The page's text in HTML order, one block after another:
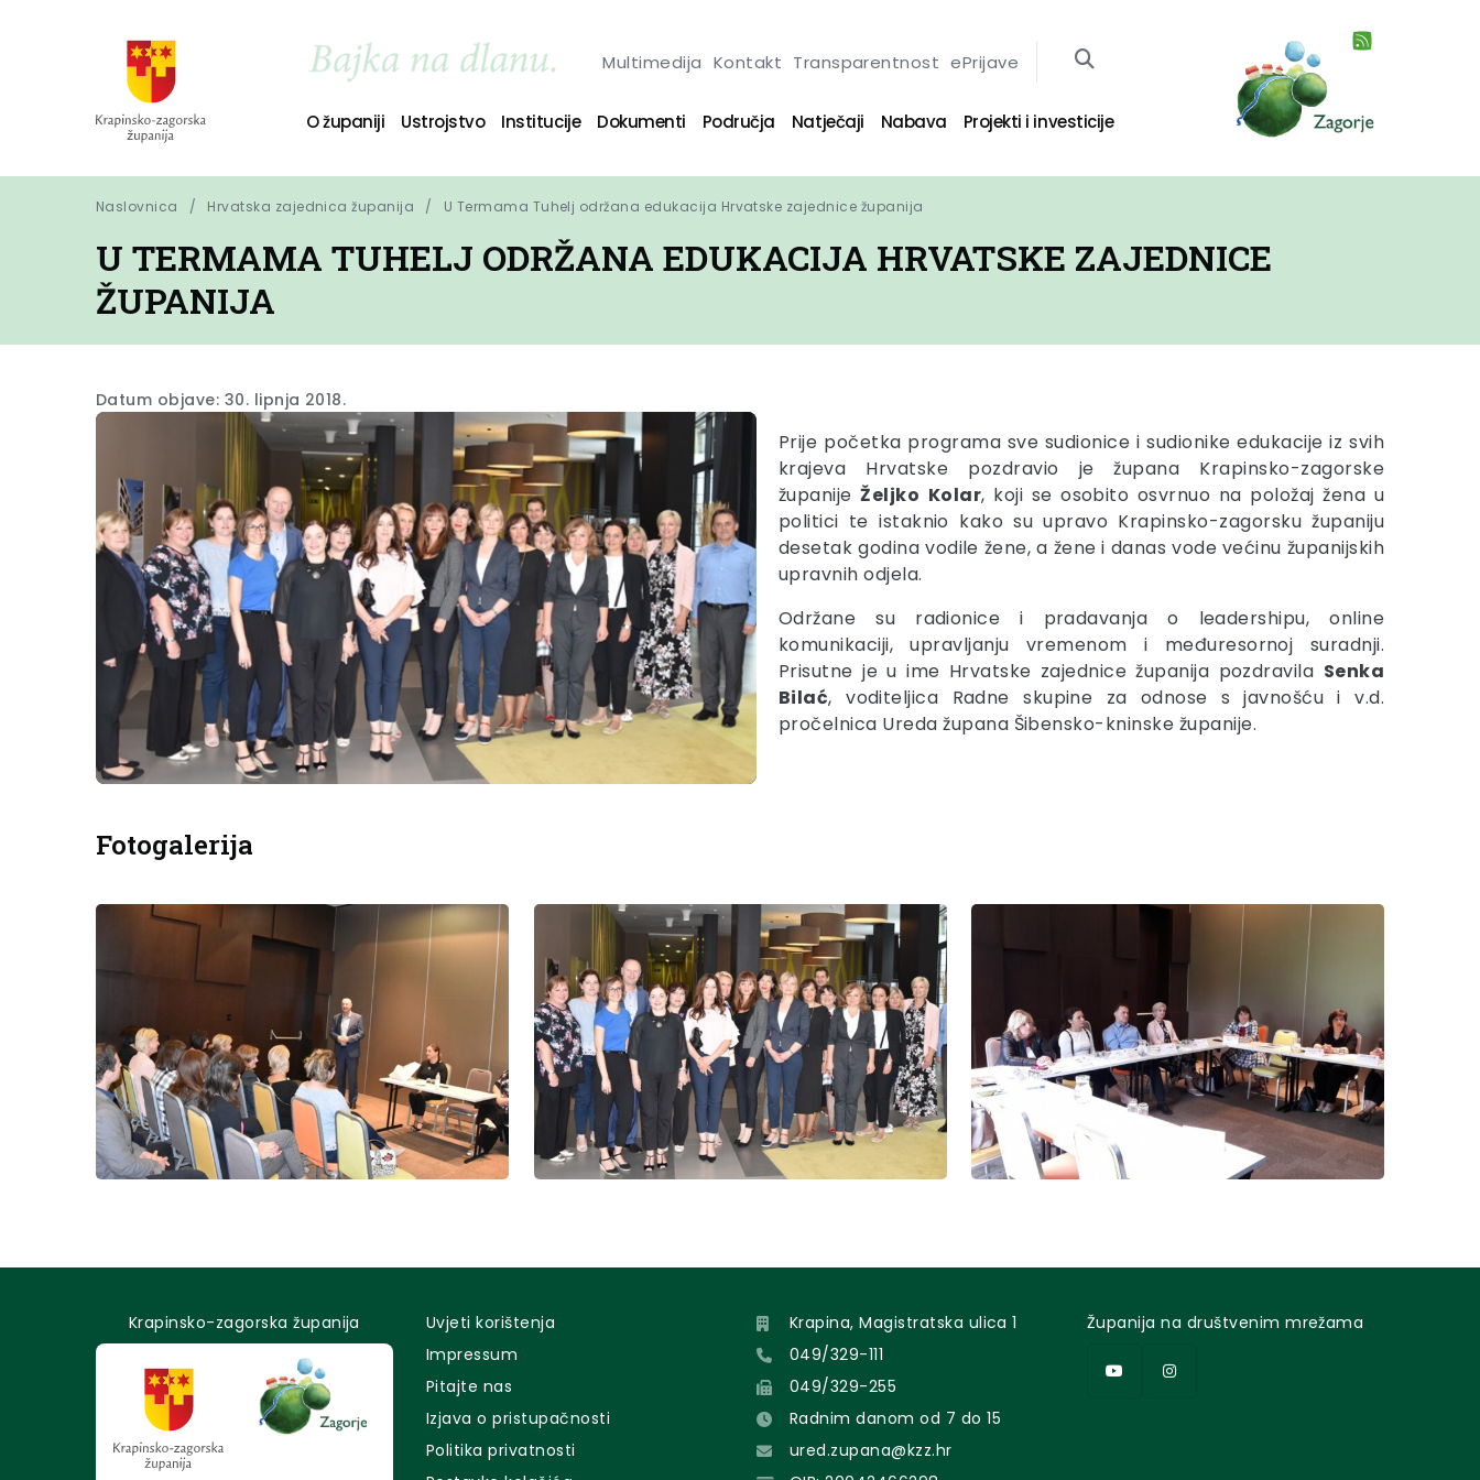
Multimedija Kontakt Transparentnost ePrijave
O županiji Ustrojstvo Institucije Dokumenti Područja Natječaji Nabava Projekti i investicije
Naslovnica Hrvatska zajednica županija U Termama Tuhelj održana edukacija Hrvatske zajednice županija
U TERMAMA TUHELJ ODRŽANA EDUKACIJA HRVATSKE ZAJEDNICE
ŽUPANIJA
Datum objave: 30. lipnja 2018.
Prije početka programa sve sudionice i sudionike edukacije iz svih
krajeva Hrvatske pozdravio je župana Krapinsko-zagorske
županijeŽeljko Kolar, koji se osobito osvrnuo na položaj žena u
politici te istaknio kako su upravo Krapinsko-zagorsku županiju
desetak godina vodile žene, a žene i danas vode većinu županijskih
upravnih odjela.
Održane su radionice i pradavanja o leadershipu, online
komunikaciji, upravljanju vremenom i međuresornoj suradnji.
Prisutne je u ime Hrvatske zajednice županija pozdravila Senka
Bilać, voditeljica Radne skupine za odnose s javnošću i v.d.
pročelnica Ureda župana Šibensko-kninske županije.
Fotogalerija
Krapinsko-zagorska županija
Uvjeti korištenja
Impressum
Pitajte nas
Izjava o pristupačnosti
Politika privatnosti
Krapina, Magistratska ulica 1
049/329-111
049/329-255
Radnim danom od 7 do 15
ured.zupana@kzz.hr
Županija na društvenim mrežama